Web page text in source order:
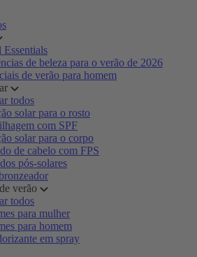
Essentials
de beleza para o verão de 2026
de verão para homem
todos
solar para o rosto
com SPF
solar para o corpo
de cabelo com FPS
pós-solares
verão
todos
para mulher
para homem
em spray